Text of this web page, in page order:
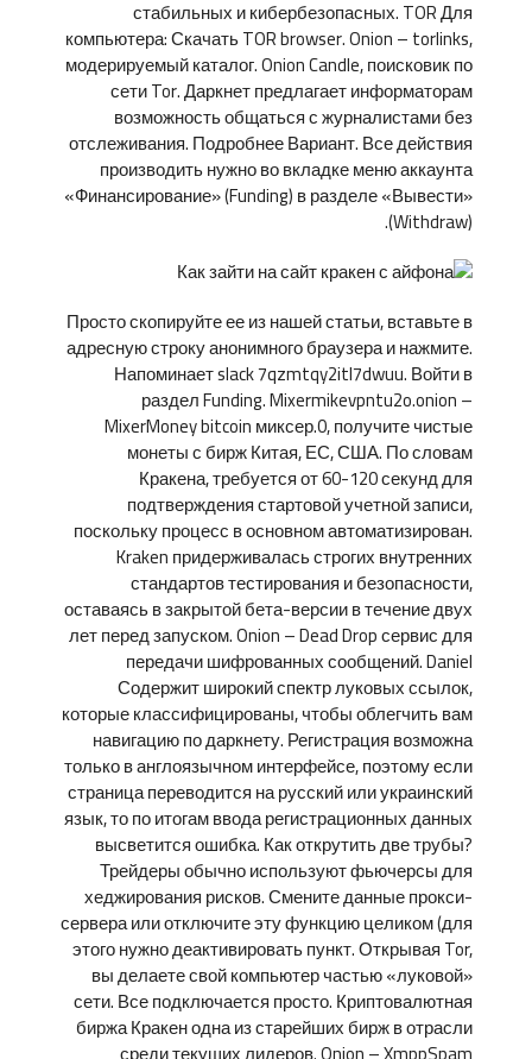
стабильных и кибербезопасных. TOR Для
компьютера: Скачать TOR browser. Onion – torlinks,
модерируемый каталог. Onion Candle, поисковик по
сети Tor. Даркнет предлагает информаторам
возможность общаться с журналистами без
отслеживания. Подробнее Вариант. Все действия
производить нужно во вкладке меню аккаунта
«Финансирование» (Funding) в разделе «Вывести»
(Withdraw).
Просто скопируйте ее из нашей статьи, вставьте в
адресную строку анонимного браузера и нажмите.
Напоминает slack 7qzmtqy2itl7dwuu. Войти в
раздел Funding. Mixermikevpntu2o.onion –
MixerMoney bitcoin миксер.0, получите чистые
монеты с бирж Китая, ЕС, США. По словам
Кракена, требуется от 60-120 секунд для
подтверждения стартовой учетной записи,
поскольку процесс в основном автоматизирован.
Kraken придерживалась строгих внутренних
стандартов тестирования и безопасности,
оставаясь в закрытой бета-версии в течение двух
лет перед запуском. Onion – Dead Drop сервис для
передачи шифрованных сообщений. Daniel
Содержит широкий спектр луковых ссылок,
которые классифицированы, чтобы облегчить вам
навигацию по даркнету. Регистрация возможна
только в англоязычном интерфейсе, поэтому если
страница переводится на русский или украинский
язык, то по итогам ввода регистрационных данных
высветится ошибка. Как открутить две трубы?
Трейдеры обычно используют фьючерсы для
хеджирования рисков. Смените данные прокси-
сервера или отключите эту функцию целиком (для
этого нужно деактивировать пункт. Открывая Tor,
вы делаете свой компьютер частью «луковой»
сети. Все подключается просто. Криптовалютная
биржа Кракен одна из старейших бирж в отрасли